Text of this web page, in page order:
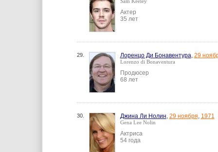
Актер
35 лет
29. Лоренцо Ди Бонавентура, 29
Lorenzo di Bonaventura
Продюсер
68 лет
30. Джина Ли Нолин, 29 ноября, 1971
Gena Lee Nolin
Актриса
54 года